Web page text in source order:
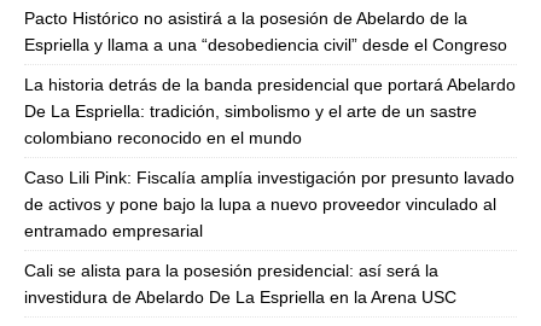
Pacto Histórico no asistirá a la posesión de Abelardo de la
Espriella y llama a una “desobediencia civil” desde el Congreso
La historia detrás de la banda presidencial que portará Abelardo
De La Espriella: tradición, simbolismo y el arte de un sastre
colombiano reconocido en el mundo
Caso Lili Pink: Fiscalía amplía investigación por presunto lavado
de activos y pone bajo la lupa a nuevo proveedor vinculado al
entramado empresarial
Cali se alista para la posesión presidencial: así será la
investidura de Abelardo De La Espriella en la Arena USC